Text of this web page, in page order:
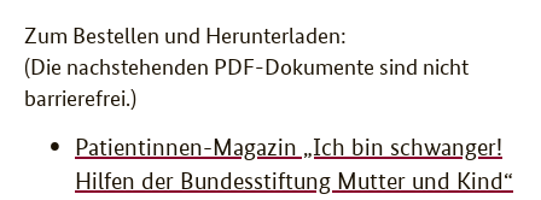
Zum Bestellen und Herunterladen:
(Die nachstehenden PDF-Dokumente sind nicht
barrierefrei.)
Patientinnen-Magazin „Ich bin schwanger!
Hilfen der Bundesstiftung Mutter und Kind“